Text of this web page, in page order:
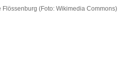
(Foto: Wikimedia Commons)